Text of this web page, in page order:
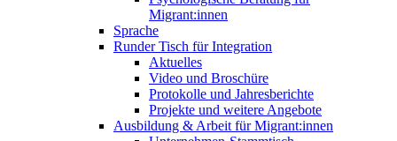
Migrant:innen
Sprache
Runder Tisch für Integration
Aktuelles
Video und Broschüre
Protokolle und Jahresberichte
Projekte und weitere Angebote
Ausbildung & Arbeit für Migrant:innen